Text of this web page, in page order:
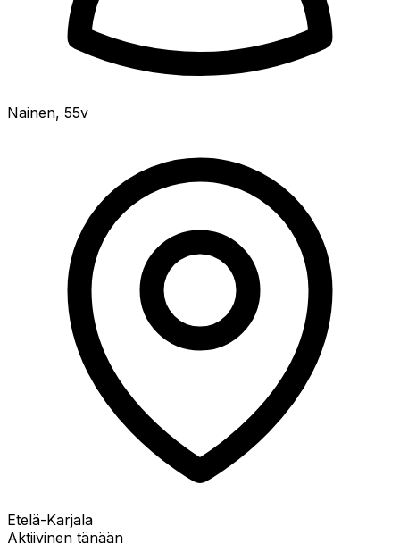
Nainen, 55v
Etelä-Karjala
Aktiivinen tänään